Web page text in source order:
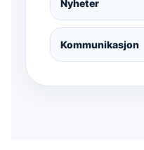
Nyheter
Kommunikasjon